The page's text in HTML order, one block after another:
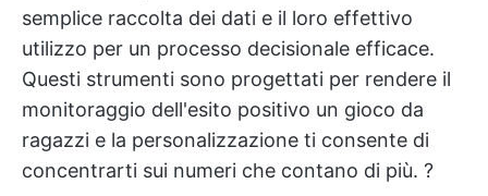
semplice raccolta dei dati e il loro effettivo
utilizzo per un processo decisionale efficace.
Questi strumenti sono progettati per rendere il
monitoraggio dell'esito positivo un gioco da
ragazzi e la personalizzazione ti consente di
concentrarti sui numeri che contano di più. ?